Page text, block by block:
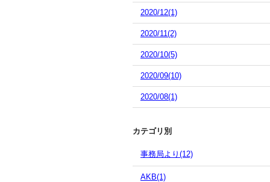
2020/12(1)
2020/11(2)
2020/10(5)
2020/09(10)
2020/08(1)
カテゴリ別
事務局より(12)
AKB(1)